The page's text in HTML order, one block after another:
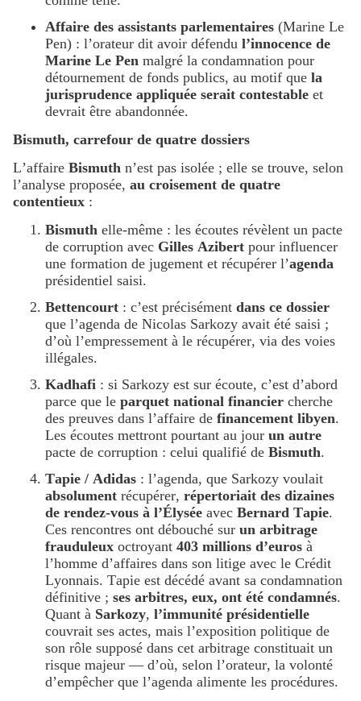
Affaire des assistants parlementaires (Marine Le
Pen) : l’orateur dit avoir défendu l’innocence de
Marine Le Pen malgré la condamnation pour
détournement de fonds publics, au motif que la
jurisprudence appliquée serait contestable et
devrait être abandonnée.
Bismuth, carrefour de quatre dossiers
L’affaire Bismuth n’est pas isolée ; elle se trouve, selon
l’analyse proposée, au croisement de quatre
contentieux :
Bismuth elle-même : les écoutes révèlent un pacte
de corruption avec Gilles Azibert pour influencer
une formation de jugement et récupérer l’agenda
présidentiel saisi.
Bettencourt : c’est précisément dans ce dossier
que l’agenda de Nicolas Sarkozy avait été saisi ;
d’où l’empressement à le récupérer, via des voies
illégales.
Kadhafi : si Sarkozy est sur écoute, c’est d’abord
parce que le parquet national financier cherche
des preuves dans l’affaire de financement libyen.
Les écoutes mettront pourtant au jour un autre
pacte de corruption : celui qualifié de Bismuth.
Tapie / Adidas : l’agenda, que Sarkozy voulait
absolument récupérer, répertoriait des dizaines
de rendez-vous à l’Élysée avec Bernard Tapie.
Ces rencontres ont débouché sur un arbitrage
frauduleux octroyant 403 millions d’euros à
l’homme d’affaires dans son litige avec le Crédit
Lyonnais. Tapie est décédé avant sa condamnation
définitive ; ses arbitres, eux, ont été condamnés.
Quant à Sarkozy, l’immunité présidentielle
couvrait ses actes, mais l’exposition politique de
son rôle supposé dans cet arbitrage constituait un
risque majeur — d’où, selon l’orateur, la volonté
d’empêcher que l’agenda alimente les procédures.